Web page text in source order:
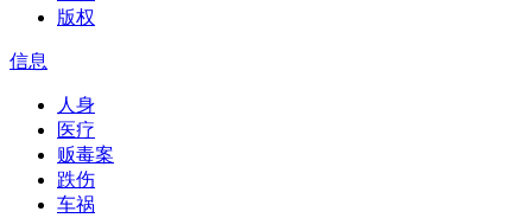
版权
信息
人身
医疗
贩毒案
跌伤
车祸